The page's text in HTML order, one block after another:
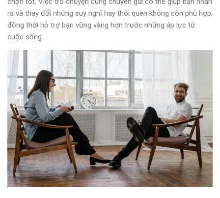
ra và thay đổi những suy nghĩ hay thói quen không còn phù hợp,
đồng thời hỗ trợ bạn vững vàng hơn trước những áp lực từ
cuộc sống.